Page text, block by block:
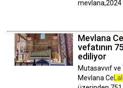
mevlana,2024
Mevlana Ce
vefatının
ediliyor
Mutasavvıf
Mevlana Ce